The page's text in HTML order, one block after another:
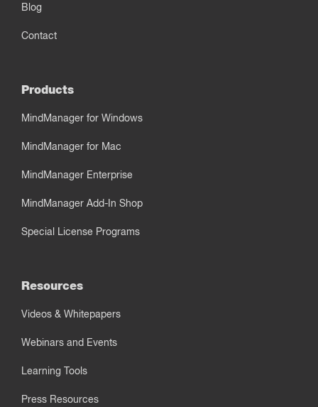
Blog
Contact
Products
MindManager for Windows
MindManager for Mac
MindManager Enterprise
MindManager Add-In Shop
Special License Programs
Resources
Videos & Whitepapers
Webinars and Events
Learning Tools
Press Resources